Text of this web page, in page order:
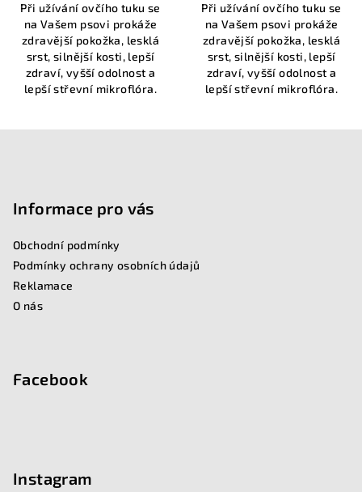
Při užívání ovčího tuku se
na Vašem psovi prokáže
zdravější pokožka, lesklá
srst, silnější kosti, lepší
zdraví, vyšší odolnost a
lepší střevní mikroflóra.
z
5
hvězdiček.
Při užívání ovčího tuku se
na Vašem psovi prokáže
zdravější pokožka, lesklá
srst, silnější kosti, lepší
zdraví, vyšší odolnost a
lepší střevní mikroflóra.
Informace pro vás
Obchodní podmínky
Podmínky ochrany osobních údajů
Reklamace
O nás
Facebook
Instagram